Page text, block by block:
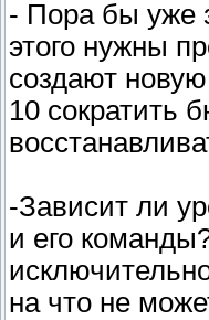
- Пора бы
этого нужны
создают
10 сократить
-Зависит ли
и его
на что не